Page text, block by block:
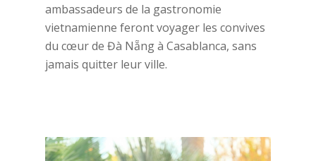
ambassadeurs de la gastronomie
vietnamienne feront voyager les convives
du cœur de Đà Nẵng à Casablanca, sans
jamais quitter leur ville.